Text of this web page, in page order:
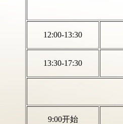
12:00-13:30
13:30-17:30
9:00开始